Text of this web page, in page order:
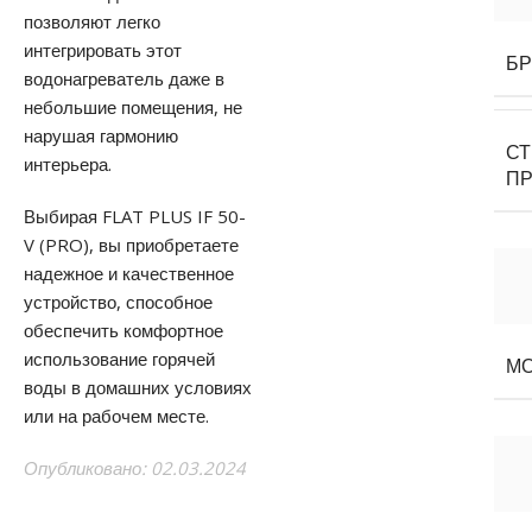
позволяют легко
интегрировать этот
водонагреватель даже в
небольшие помещения, не
нарушая гармонию
интерьера.
Выбирая FLAT PLUS IF 50-
V (PRO), вы приобретаете
надежное и качественное
устройство, способное
обеспечить комфортное
использование горячей
воды в домашних условиях
или на рабочем месте.
Опубликовано: 02.03.2024